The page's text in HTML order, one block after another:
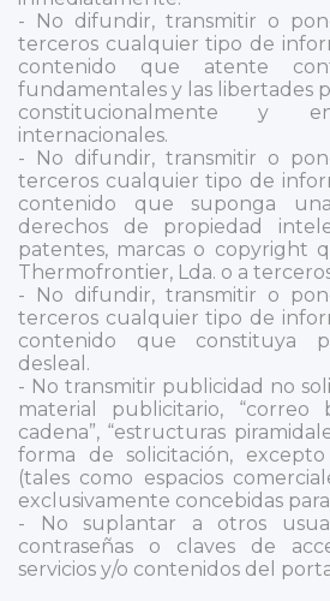
- No difundir, transmitir o
terceros cualquier tipo de
contenido que atente
fundamentales y las libertades
constitucionalmente y
internacionales.
- No difundir, transmitir o
terceros cualquier tipo de
contenido que suponga
derechos de propiedad
patentes, marcas o copyright
Thermofrontier, Lda. o a
- No difundir, transmitir o
terceros cualquier tipo de
contenido que constituya
desleal.
- No transmitir publicidad no
material publicitario, “correo
cadena”, “estructuras
forma de solicitación,
(tales como espacios
exclusivamente concebidas
- No suplantar a otros
contraseñas o claves de
servicios y/o contenidos del